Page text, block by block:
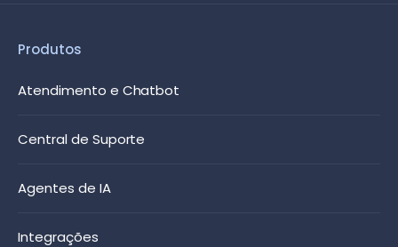
Produtos
Atendimento e Chatbot
Central de Suporte
Agentes de IA
Integrações